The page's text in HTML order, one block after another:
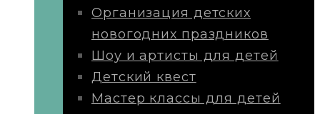
Организация детских
новогодних праздников
Шоу и артисты для детей
Детский квест
Мастер классы для детей